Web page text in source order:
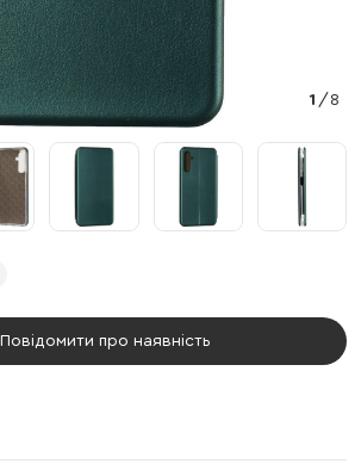
1 / 8
Повідомити про наявність